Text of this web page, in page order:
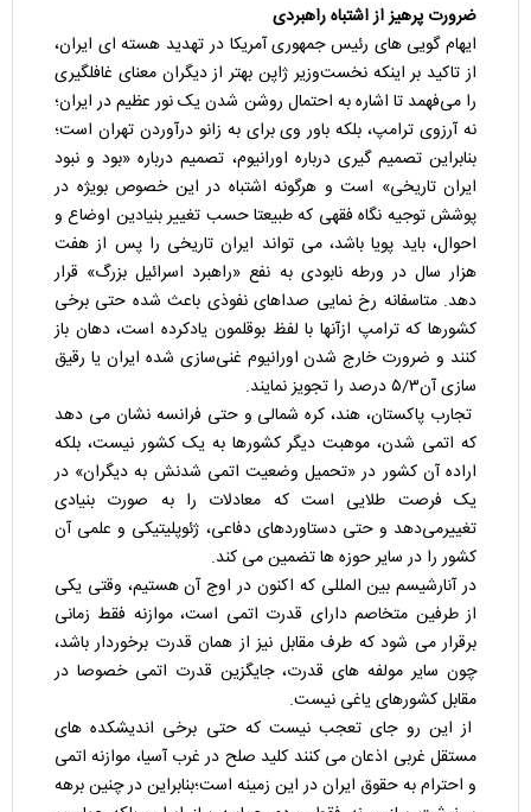
ضرورت پرهیز از اشتباه راهبردی
ایهام گویی های رئیس جمهوری آمریکا در تهدید هسته ای ایران،
از تاکید بر اینکه نخست‌وزیر ژاپن بهتر از دیگران معنای غافلگیری
را می‌فهمد تا اشاره به احتمال روشن شدن یک نور عظیم در ایران؛
نه آرزوی ترامپ، بلکه باور وی برای به زانو درآوردن تهران است؛
بنابراین تصمیم گیری درباره اورانیوم، تصمیم درباره «بود و نبود
ایران تاریخی» است و هرگونه اشتباه در این خصوص بویژه در
پوشش توجیه نگاه فقهی که طبیعتا حسب تغییر بنیادین اوضاع و
احوال، باید پویا باشد، می تواند ایران تاریخی را پس از هفت
هزار سال در ورطه نابودی به نفع «راهبرد اسرائیل بزرگ» قرار
دهد. متاسفانه رخ نمایی صداهای نفوذی باعث شده حتی برخی
کشورها که ترامپ ازآنها با لفظ بوقلمون یادکرده است، دهان باز
کنند و ضرورت خارج شدن اورانیوم غنی‌سازی شده ایران یا رقیق
سازی آن۵/۳ درصد را تجویز نمایند.
تجارب پاکستان، هند، کره شمالی و حتی فرانسه نشان می دهد
که اتمی شدن، موهبت دیگر کشورها به یک کشور نیست، بلکه
اراده آن کشور در «تحمیل وضعیت اتمی شدنش به دیگران» در
یک فرصت طلایی است که معادلات را به صورت بنیادی
تغییرمی‌دهد و حتی دستاوردهای دفاعی، ژئوپلیتیکی و علمی آن
کشور را در سایر حوزه ها تضمین می کند.
در آنارشیسم بین المللی که اکنون در اوج آن هستیم، وقتی یکی
از طرفین متخاصم دارای قدرت اتمی است، موازنه فقط زمانی
برقرار می شود که طرف مقابل نیز از همان قدرت برخوردار باشد،
چون سایر مولفه های قدرت، جایگزین قدرت اتمی خصوصا در
مقابل کشورهای یاغی نیست.
از این رو جای تعجب نیست که حتی برخی اندیشکده های
مستقل غربی اذعان می کنند کلید صلح در غرب آسیا، موازنه اتمی
و احترام به حقوق ایران در این زمینه است؛بنابراین در چنین برهه